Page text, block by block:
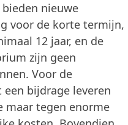
nieuwe
voor de korte termijn,
12 jaar, en de
zijn geen
Voor de
bijdrage leveren
maar tegen enorme